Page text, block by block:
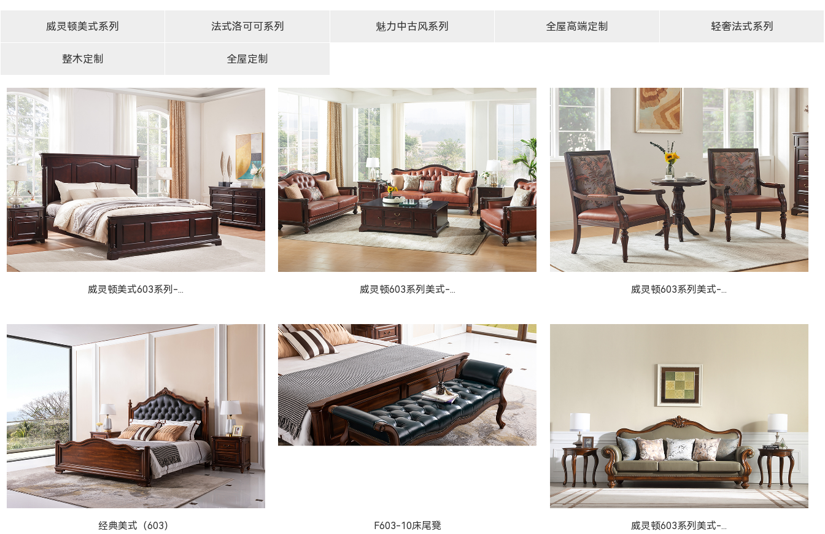
威灵顿美式系列
经典美式（603）
简约美式（602）
时尚美式（608）
轻奢美式（801）
法式洛可可系列 魅力中古风系列 全屋高端定制 轻奢法式系列
整木定制 全屋定制
威灵顿美式603系列-...
威灵顿美式603系列-...
威灵顿603系列美式-... 威灵顿603系列美式-...
威灵顿603系列美式-...
经典美式（603）
F603-10床尾凳 威灵顿603系列美式-...